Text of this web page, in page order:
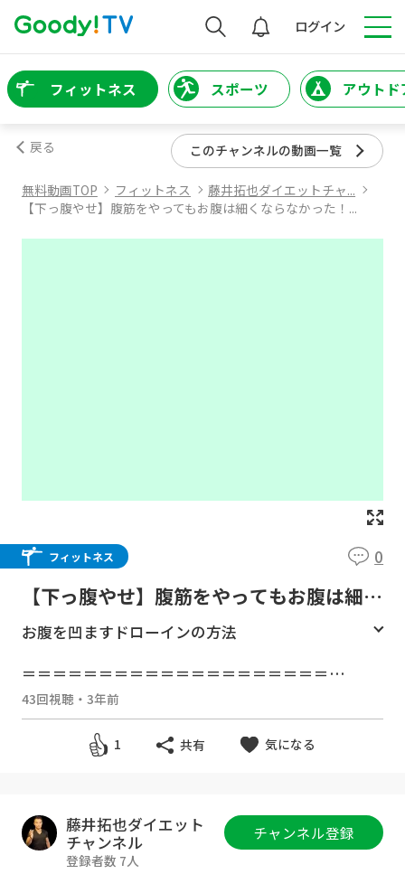
検索 ログイン
フィットネス スポーツ アウトド
戻る このチャンネルの動画一覧
無料動画TOP フィットネス
藤井拓也ダイエットチャ...
【下っ腹やせ】腹筋をやってもお腹は細くならなかった！...
フィットネス 0
【下っ腹やせ】腹筋をやってもお腹は細く
ならなかった！お腹を凹ますドローインで
腹横筋を鍛える
お腹を凹ますドローインの方法
＝＝＝＝＝＝＝＝＝＝＝＝＝＝＝＝＝＝＝＝
オンラインダイエットサービスL.F.C
●L.F.Cお申し込みページ
https://archive.fujii-fitness.com/LFC/nwfbs
https://lfc-fitness.com/
●L.F.Cとは？
43回視聴 ・ 3年前
1 共有 気になる
藤井拓也ダイエット
チャンネル
登録者数 7人
チャンネル登録